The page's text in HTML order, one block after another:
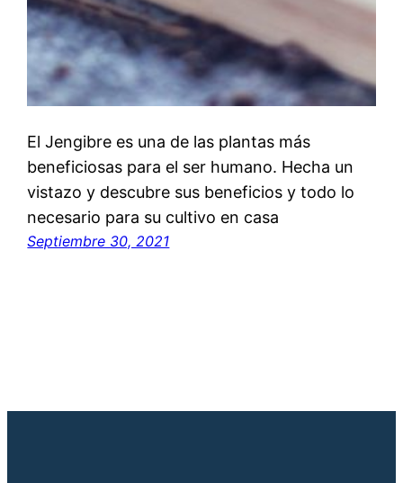
El Jengibre es una de las plantas más
beneficiosas para el ser humano. Hecha un
vistazo y descubre sus beneficios y todo lo
necesario para su cultivo en casa
Septiembre 30, 2021